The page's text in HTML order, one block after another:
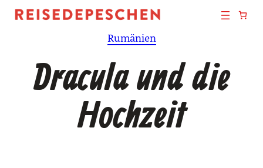
Zum
Rumänien
Dracula und die
Hochzeit